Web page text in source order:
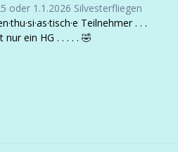
oder 1.1.2026 Silvesterfliegen
Teilnehmer . . .
nur ein HG . . . . . 🤣